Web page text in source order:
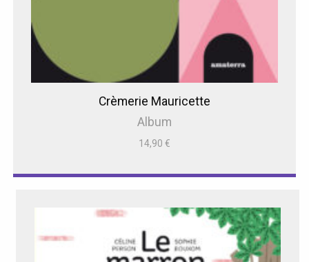
Crèmerie Mauricette
Album
14,90 €